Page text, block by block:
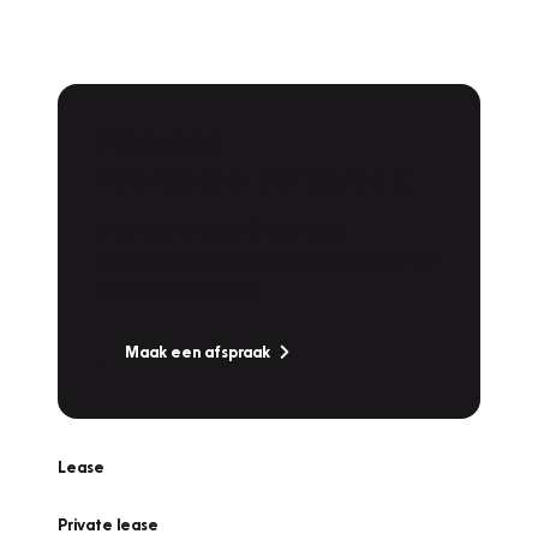
Maak een afspraak
Lease
Private lease